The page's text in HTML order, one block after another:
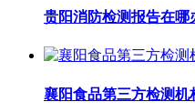
贵阳消防检测报告在哪
襄阳食品第三方检测机